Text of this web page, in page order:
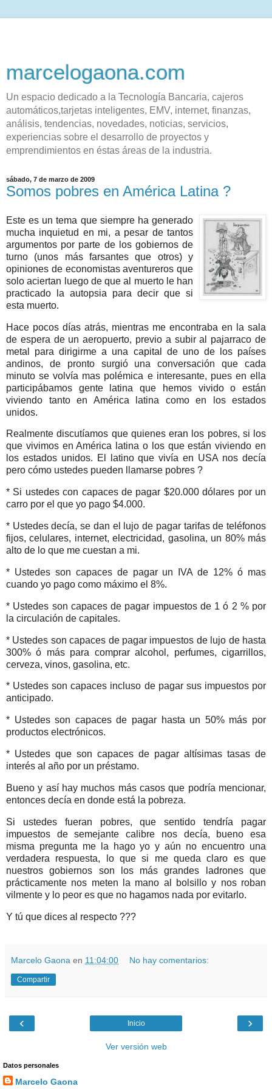
marcelogaona.com
Un espacio dedicado a la Tecnología Bancaria, cajeros
automáticos,tarjetas inteligentes, EMV, internet, finanzas,
análisis, tendencias, novedades, noticias, servicios,
experiencias sobre el desarrollo de proyectos y
emprendimientos en éstas áreas de la industria.
sábado, 7 de marzo de 2009
Somos pobres en América Latina ?
Este es un tema que siempre ha generado
mucha inquietud en mi, a pesar de tantos
argumentos por parte de los gobiernos de
turno (unos más farsantes que otros) y
opiniones de economistas aventureros que
solo aciertan luego de que al muerto le han
practicado la autopsia para decir que si
esta muerto.
Hace pocos días atrás, mientras me encontraba en la sala
de espera de un aeropuerto, previo a subir al pajarraco de
metal para dirigirme a una capital de uno de los países
andinos, de pronto surgió una conversación que cada
minuto se volvía mas polémica e interesante, pues en ella
participábamos gente latina que hemos vivido o están
viviendo tanto en América latina como en los estados
unidos.
Realmente discutíamos que quienes eran los pobres, si los
que vivimos en América latina o los que están viviendo en
los estados unidos. El latino que vivía en USA nos decía
pero cómo ustedes pueden llamarse pobres ?
* Si ustedes con capaces de pagar $20.000 dólares por un
carro por el que yo pago $4.000.
* Ustedes decía, se dan el lujo de pagar tarifas de teléfonos
fijos, celulares, internet, electricidad, gasolina, un 80% más
alto de lo que me cuestan a mi.
* Ustedes son capaces de pagar un IVA de 12% ó mas
cuando yo pago como máximo el 8%.
* Ustedes son capaces de pagar impuestos de 1 ó 2 % por
la circulación de capitales.
* Ustedes son capaces de pagar impuestos de lujo de hasta
300% ó más para comprar alcohol, perfumes, cigarrillos,
cerveza, vinos, gasolina, etc.
* Ustedes son capaces incluso de pagar sus impuestos por
anticipado.
* Ustedes son capaces de pagar hasta un 50% más por
productos electrónicos.
* Ustedes que son capaces de pagar altísimas tasas de
interés al año por un préstamo.
Bueno y así hay muchos más casos que podría mencionar,
entonces decía en donde está la pobreza.
Si ustedes fueran pobres, que sentido tendría pagar
impuestos de semejante calibre nos decía, bueno esa
misma pregunta me la hago yo y aún no encuentro una
verdadera respuesta, lo que si me queda claro es que
nuestros gobiernos son los más grandes ladrones que
prácticamente nos meten la mano al bolsillo y nos roban
vilmente y lo peor es que no hagamos nada por evitarlo.
Y tú que dices al respecto ???
Marcelo Gaona en 11:04:00 No hay comentarios:
Compartir
‹ ›
Inicio
Ver versión web
Datos personales
Marcelo Gaona